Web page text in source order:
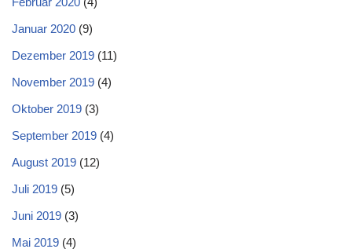
Januar 2020 (9)
Dezember 2019 (11)
November 2019 (4)
Oktober 2019 (3)
September 2019 (4)
August 2019 (12)
Juli 2019 (5)
Juni 2019 (3)
Mai 2019 (4)